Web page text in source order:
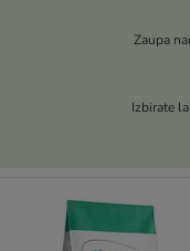
Zaupa
Izbirate